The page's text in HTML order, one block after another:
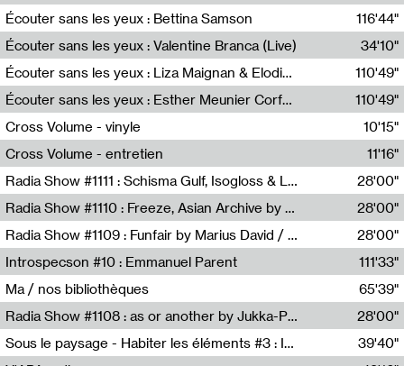
Écouter sans les yeux : Bettina Samson
Bettina Samson
116'44"
Écouter sans les yeux : Valentine Branca (Live)
Valentine Branca
34'10"
Écouter sans les yeux : Liza Maignan & Elodie Lecat
Liza Maignan,Elodie Lecat
110'49"
Écouter sans les yeux : Esther Meunier Corfdyr
Esther Meunier Corfdyr
110'49"
Cross Volume - vinyle
10'15"
Cross Volume - entretien
11'16"
Radia Show #1111 : Schisma Gulf, Isogloss & Lament For The Old Clock By Harvey Young / Resonance
Resonance
28'00"
Radia Show #1110 : Freeze, Asian Archive by Avita Maheen / Radio Worm
Radio WORM
28'00"
Radia Show #1109 : Funfair by Marius David / JET FM
Jet FM
28'00"
Introspecson #10 : Emmanuel Parent
Pierre Henry,Emmanuel Parent
111'33"
Ma / nos bibliothèques
Sarah Tritz,Elene Lapiashivili,Justin Marconnet,Mateo Cuche,Esther Lechevalier,Suzie Lecroart,Romance Castelet
65'39"
Radia Show #1108 : as or another by Jukka-Pekka Kervinen / Rádio Zero
Radio Zero
28'00"
Sous le paysage - Habiter les éléments #3 : Interprétations, rituels et symboliques des éléments
Nastassja Martin
39'40"